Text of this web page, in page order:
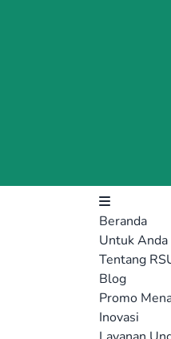
Beranda
Untuk Anda
Tentang
Blog
Promo
Inovasi